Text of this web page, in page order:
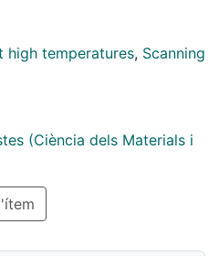
geopolymer-based
cheaper than the
systems.
high temperatures, Scanning
(Ciència dels Materials i